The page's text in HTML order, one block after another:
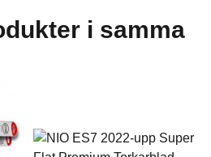
i samma